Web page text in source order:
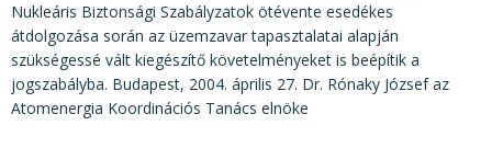
Nukleáris Biztonsági Szabályzatok ötévente esedékes
átdolgozása során az üzemzavar tapasztalatai alapján
szükségessé vált kiegészítő követelményeket is beépítik a
jogszabályba. Budapest, 2004. április 27. Dr. Rónaky József az
Atomenergia Koordinációs Tanács elnöke